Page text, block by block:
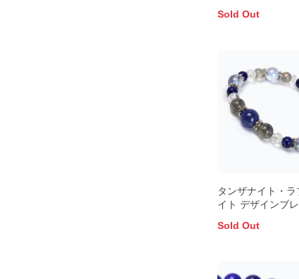
Sold Out
タンザナイト・ラ
イト デザインブ
Sold Out